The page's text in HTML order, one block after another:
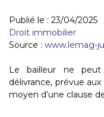
Publié le : 23/04/2025
Droit immobilier
Source : www.lemag-
Le bailleur ne peut
délivrance, prévue
moyen d’une clause